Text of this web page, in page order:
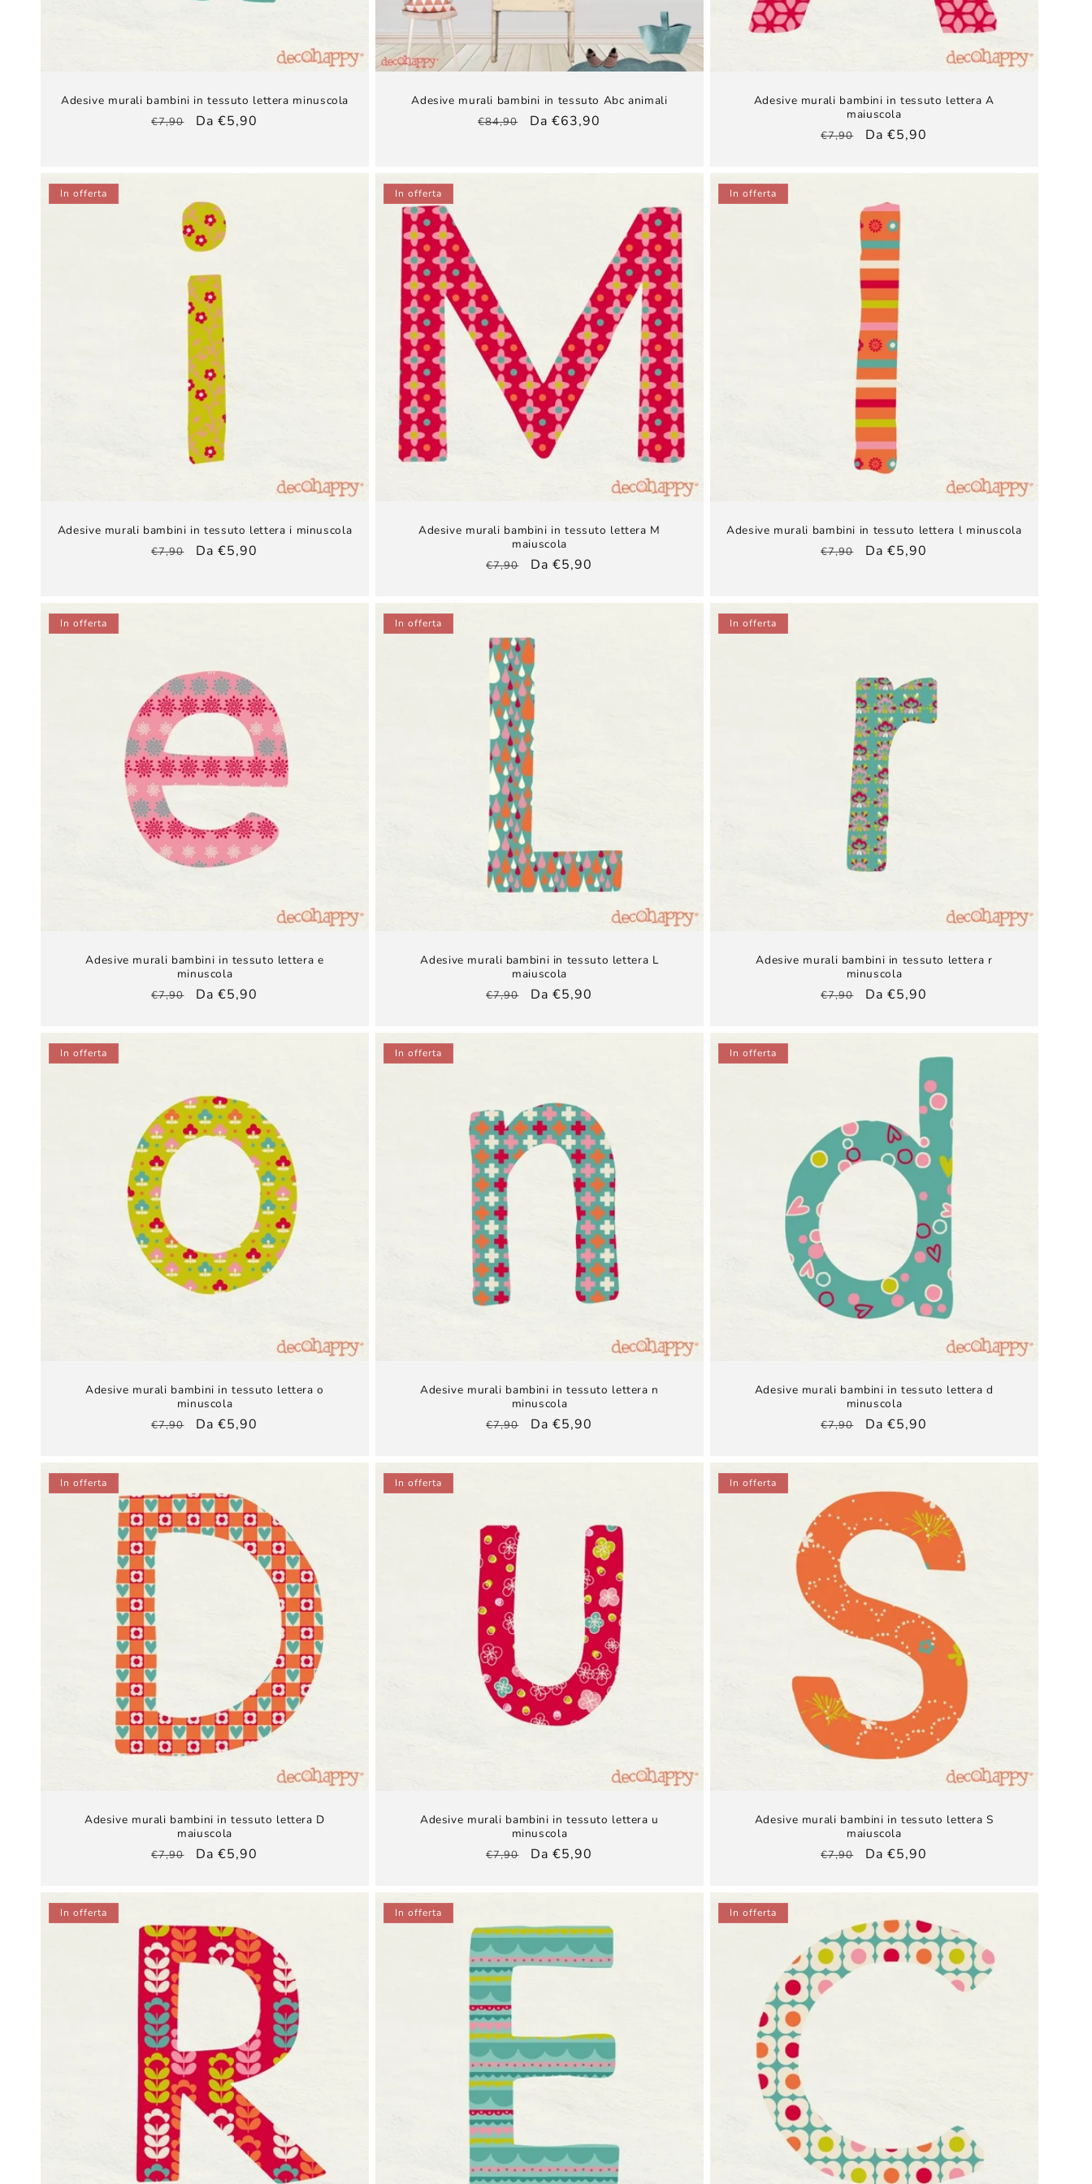
Adesive murali bambini​ in tessuto lettera minuscola
Prezzo
€7,90
Prezzo
Da €5,90
Adesive murali bambini​ in tessuto Abc animali
Prezzo
€84,90
Prezzo
Da €63,90
Adesive murali bambini​ in tessuto lettera A
maiuscola
Prezzo
€7,90
Prezzo
Da €5,90
In offerta
Adesive murali bambini​ in tessuto lettera i minuscola
Prezzo
€7,90
Prezzo
Da €5,90
In offerta
Adesive murali bambini​ in tessuto lettera M
maiuscola
Prezzo
listino
€7,90
Prezzo
Da €5,90
In offerta
Adesive murali bambini​ in tessuto lettera l minuscola
Prezzo
€7,90
Prezzo
Da €5,90
In offerta
Adesive murali bambini​ in tessuto lettera e
minuscola
Prezzo
listino
€7,90
Prezzo
Da €5,90
In offerta
Adesive murali bambini​ in tessuto lettera L
maiuscola
Prezzo
listino
€7,90
Prezzo
Da €5,90
In offerta
Adesive murali bambini​ in tessuto lettera r
minuscola
Prezzo
listino
€7,90
Prezzo
Da €5,90
In offerta
Adesive murali bambini​ in tessuto lettera o
minuscola
Prezzo
listino
€7,90
Prezzo
Da €5,90
In offerta
Adesive murali bambini​ in tessuto lettera n
minuscola
Prezzo
listino
€7,90
Prezzo
Da €5,90
In offerta
Adesive murali bambini​ in tessuto lettera d
minuscola
Prezzo
listino
€7,90
Prezzo
Da €5,90
In offerta
Adesive murali bambini​ in tessuto lettera D
maiuscola
Prezzo
listino
€7,90
Prezzo
Da €5,90
In offerta
Adesive murali bambini​ in tessuto lettera u
minuscola
Prezzo
listino
€7,90
Prezzo
Da €5,90
In offerta
Adesive murali bambini​ in tessuto lettera S
maiuscola
Prezzo
listino
€7,90
Prezzo
Da €5,90
In offerta In offerta In offerta